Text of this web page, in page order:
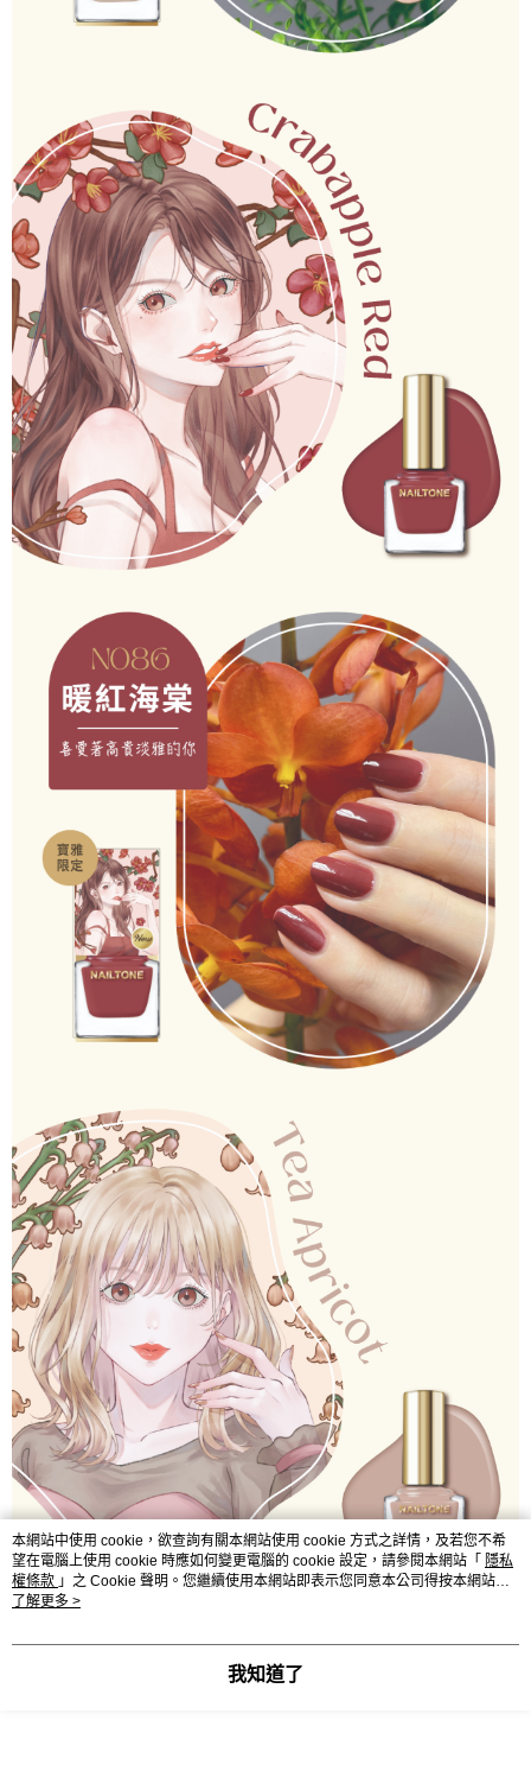
本網站中使用 cookie，欲查詢有關本網站使用 cookie 方式之詳情，及若您不希
望在電腦上使用 cookie 時應如何變更電腦的 cookie 設定，請參閱本網站「 隱私
權條款 」之 Cookie 聲明。您繼續使用本網站即表示您同意本公司得按本網站使
用條款之 Cookie 聲明使用 cookie。
了解更多 >
我知道了